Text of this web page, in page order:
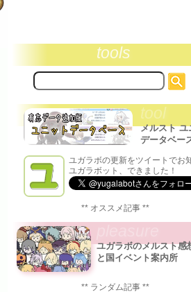
tools
サ
イ
内
検
索:
tool
メルスト ユ
データベー
ユガラボの更新をツイートでお
ユガラボット、できました！
** オススメ記事 **
ユガラボのメルスト感
と国イベント案内所
** ランダム記事 **